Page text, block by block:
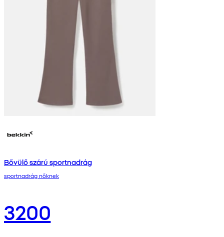
Bővülő szárú sportnadrág
sportnadrág nőknek
3200